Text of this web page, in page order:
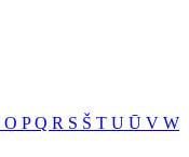
O PQ R S Š T U Ū V W